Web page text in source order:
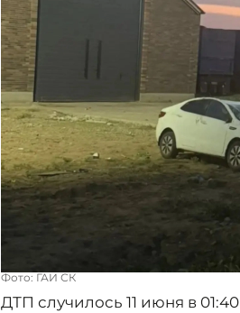
Фото: ГАИ СК
ДТП случилось 11 июня в